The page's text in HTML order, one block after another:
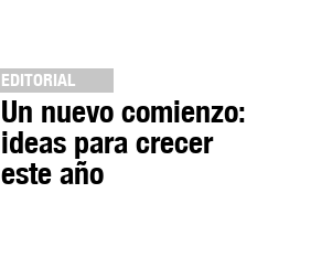
EDITORIAL
Un nuevo comienzo:
ideas para crecer
este año